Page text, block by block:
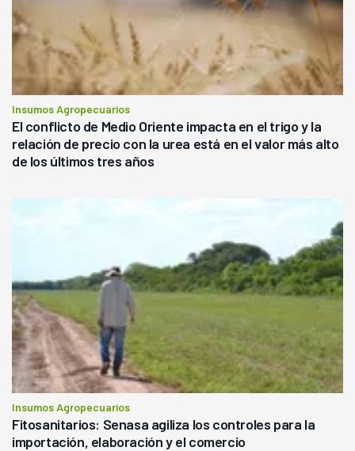
Insumos Agropecuarios
El conflicto de Medio Oriente impacta en el trigo y la
relación de precio con la urea está en el valor más alto
de los últimos tres años
Insumos Agropecuarios
Fitosanitarios: Senasa agiliza los controles para la
importación, elaboración y el comercio